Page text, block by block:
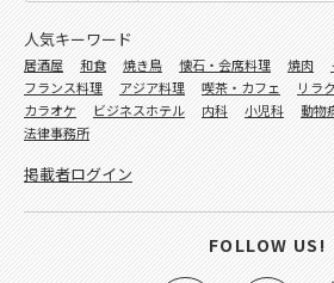
人気キーワード
居酒屋 和食 焼き鳥 懐石・会席料理 焼肉
フランス料理
アジア料理 喫茶・カフェ リラ
カラオケ
ビジネスホテル 内科 小児科 動物
法律事務所
掲載者ログイン
FOLLOW US!